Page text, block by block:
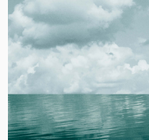
АНО «ТВОРЧЕСКОЕ
СООБЩЕСТВО МИРА»